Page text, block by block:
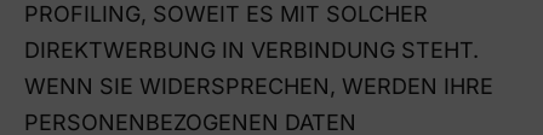
PROFILING, SOWEIT ES MIT SOLCHER
DIREKTWERBUNG IN VERBINDUNG STEHT.
WENN SIE WIDERSPRECHEN, WERDEN IHRE
PERSONENBEZOGENEN DATEN